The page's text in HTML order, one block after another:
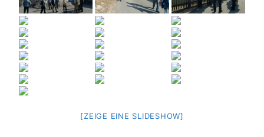
[ZEIGE EINE SLIDESHOW]